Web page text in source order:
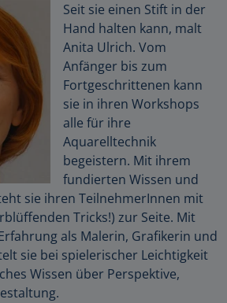
Seit sie einen Stift in der
Hand halten kann, malt
Anita Ulrich. Vom
Anfänger bis zum
Fortgeschrittenen kann
sie in ihren Workshops
alle für ihre
Aquarelltechnik
begeistern. Mit ihrem
fundierten Wissen und
sie ihren TeilnehmerInnen mit
Tricks!) zur Seite. Mit
als Malerin, Grafikerin und
sie bei spielerischer Leichtigkeit
Wissen über Perspektive,